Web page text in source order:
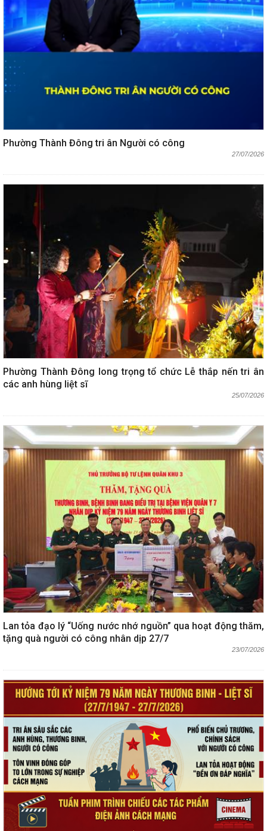
Phường Thành Đông tri ân Người có công
27/07/2026
Phường Thành Đông long trọng tổ chức Lễ thắp nến tri ân
các anh hùng liệt sĩ
25/07/2026
Lan tỏa đạo lý “Uống nước nhớ nguồn” qua hoạt động thăm,
tặng quà người có công nhân dịp 27/7
23/07/2026